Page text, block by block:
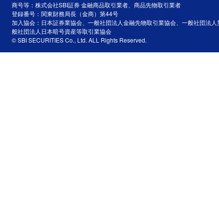
商号等：株式会社SBI証券 金融商品取引業者、商品先物取引業者
登録番号：関東財務局長（金商）第44号
加入協会：日本証券業協会、一般社団法人金融先物取引業協会、一般社団法
般社団法人日本暗号資産等取引業協会
© SBI SECURITIES Co., Ltd. ALL Rights Reserved.